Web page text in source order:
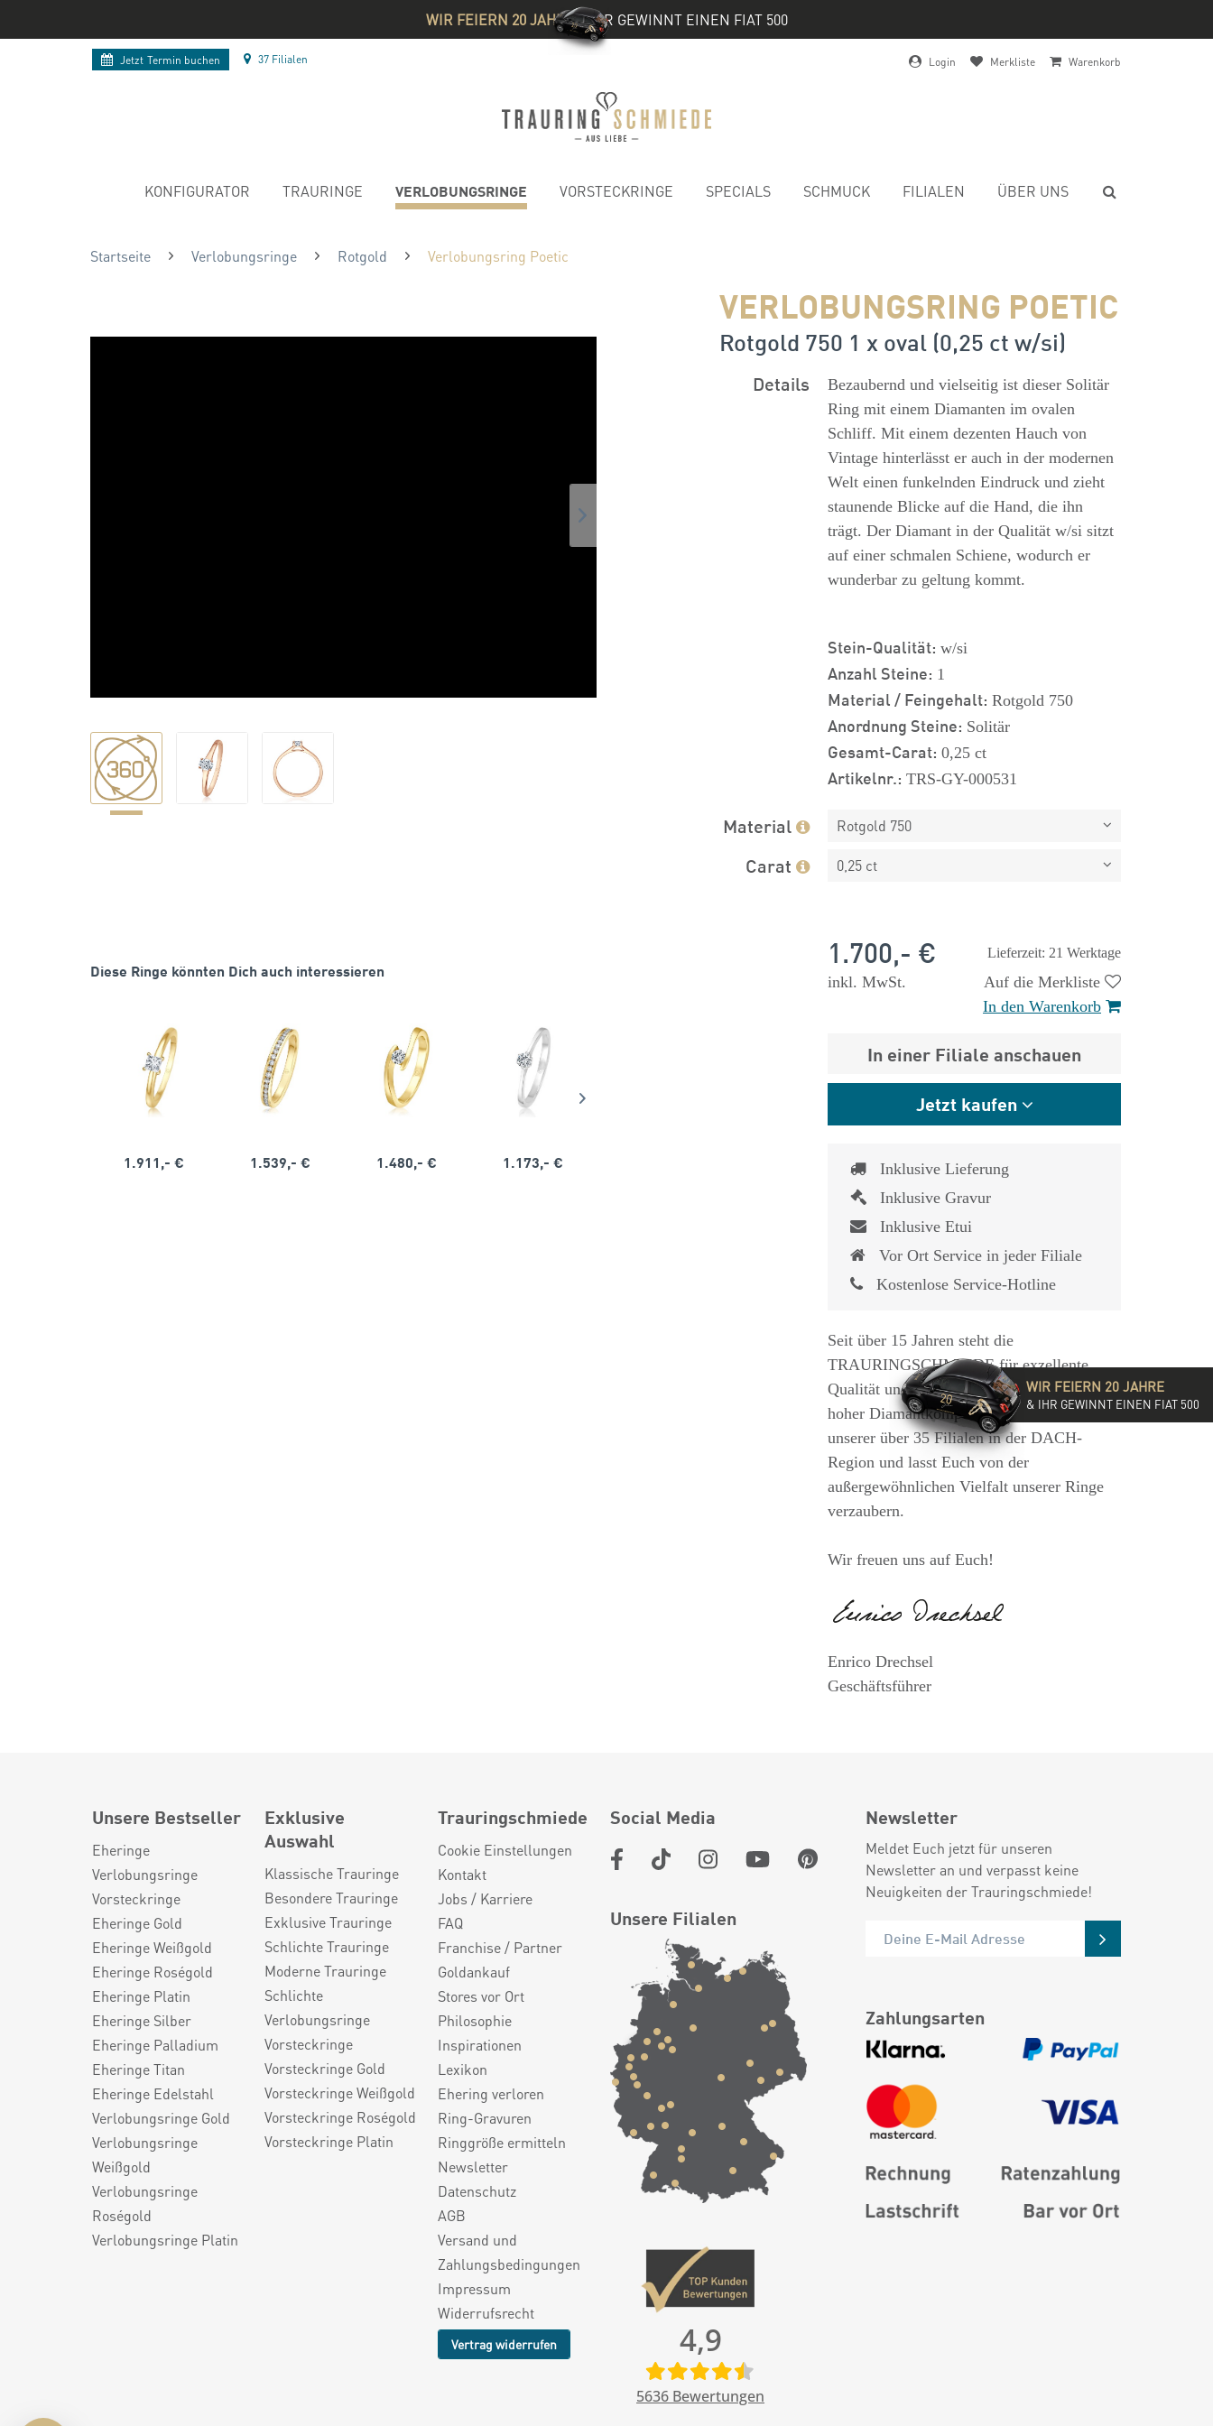
WIR FEIERN 20 JAHRE& IHR GEWINNT EINEN FIAT 500
Jetzt Termin buchen 37 Filialen Login Merkliste Warenkorb
KONFIGURATOR TRAURINGE VERLOBUNGSRINGE VORSTECKRINGE SPECIALS SCHMUCK FILIALEN ÜBER UNS
Startseite Verlobungsringe Rotgold Verlobungsring Poetic
VERLOBUNGSRING POETIC
Rotgold 750 1 x oval (0,25 ct w/si)
Diese Ringe könnten Dich auch interessieren
1.911,- € 1.539,- € 1.480,- € 1.173,- € 1.825,- €
Details
Bezaubernd und vielseitig ist dieser Solitär
Ring mit einem Diamanten im ovalen
Schliff. Mit einem dezenten Hauch von
Vintage hinterlässt er auch in der modernen
Welt einen funkelnden Eindruck und zieht
staunende Blicke auf die Hand, die ihn
trägt. Der Diamant in der Qualität w/si sitzt
auf einer schmalen Schiene, wodurch er
wunderbar zu geltung kommt.
Stein-Qualität: w/si
Anzahl Steine: 1
Material / Feingehalt: Rotgold 750
Anordnung Steine: Solitär
Gesamt-Carat: 0,25 ct
Artikelnr.: TRS-GY-000531
Material Rotgold 750
Carat 0,25 ct
Lieferzeit: 21 Werktage
1.700,- €
inkl. MwSt.
Auf die Merkliste
In den Warenkorb
In einer Filiale anschauen
Jetzt kaufen
Inklusive Lieferung
Inklusive Gravur
Inklusive Etui
Vor Ort Service in jeder Filiale
Kostenlose Service-Hotline
Seit über 15 Jahren steht die
TRAURINGSCHMIEDE für exzellente
Qualität und hochwertige Beratung mit
hoher Diamantkompetenz. Besucht eine
unserer über 35 Filialen in der DACH-
Region und lasst Euch von der
außergewöhnlichen Vielfalt unserer Ringe
verzaubern.
Wir freuen uns auf Euch!
Enrico Drechsel
Geschäftsführer
Unsere Bestseller
Eheringe
Verlobungsringe
Vorsteckringe
Eheringe Gold
Eheringe Weißgold
Eheringe Roségold
Eheringe Platin
Eheringe Silber
Eheringe Palladium
Eheringe Titan
Eheringe Edelstahl
Verlobungsringe Gold
Verlobungsringe
Weißgold
Verlobungsringe
Roségold
Verlobungsringe Platin
Exklusive
Auswahl
Klassische Trauringe
Besondere Trauringe
Exklusive Trauringe
Schlichte Trauringe
Moderne Trauringe
Schlichte
Verlobungsringe
Vorsteckringe
Vorsteckringe Gold
Vorsteckringe Weißgold
Vorsteckringe Roségold
Vorsteckringe Platin
Trauringschmiede
Cookie Einstellungen
Kontakt
Jobs / Karriere
FAQ
Franchise / Partner
Goldankauf
Stores vor Ort
Philosophie
Inspirationen
Lexikon
Ehering verloren
Ring-Gravuren
Ringgröße ermitteln
Newsletter
Datenschutz
AGB
Versand und
Zahlungsbedingungen
Impressum
Widerrufsrecht
Vertrag widerrufen
Social Media
Unsere Filialen
4,9
5636 Bewertungen
Newsletter
Meldet Euch jetzt für unseren
Newsletter an und verpasst keine
Neuigkeiten der Trauringschmiede!
Zahlungsarten
WIR FEIERN 20 JAHRE
& IHR GEWINNT EINEN FIAT 500